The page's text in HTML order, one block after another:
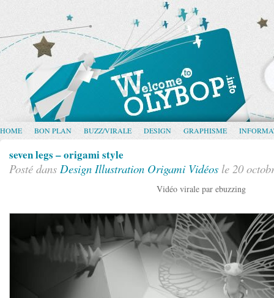
HOME BON PLAN BUZZ/VIRALE DESIGN GRAPHISME
seven legs – origami style
Posté dans Design Illustration Origami Vidéos le 20
Vidéo virale par ebuzzing